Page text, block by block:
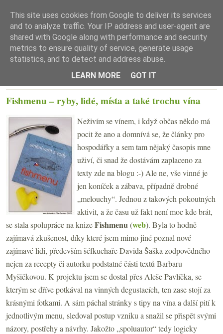
☰ Menu
Fishmenu – ryby, lidé, místa a také trochu vína
Neživím se vínem, i když občas někdo má
pocit že ano a domnívá se, že články pro
hospodářky a sem tam nějaký časopis mne
uživí, či snad že dostávám zaplaceno za
texty zde na blogu :-) Ale ne, vše vinné je
jen koníček a zábava, případně drobné
„melouchy“. Jednou z takových pokoutných
aktivit, a že času už fakt není moc kde brát,
se stala spolupráce na knizeFishmenu(web). Byla to hodně
zajímavá zkušenost, díky které jsem mimo jiné poznal nové
zajímavé lidi, především šéfkuchaře Davida Šaška zodpovědného
nejen za recepty či autorku podstatné části textů Barbaru
Myšičkovou. K projektu jsem se dostal přes Aleše Pavlíčka, se
kterým se dříve potkával na vinných degustacích, ten zase stojí za
krásnými fotkami. A sám páchal stránky s tipy na vína a další pití k
jednotlivým menu, sledoval postup vzniku a snažil se přispět svými
názory, postřehy a návrhy. Jakožto „spoluautor“ tedy logicky
This site uses cookies from Google to deliver its services
and to analyze traffic. Your IP address and user-agent are
shared with Google along with performance and security
metrics to ensure quality of service, generate usage
statistics, and to detect and address abuse.
LEARN MORE
GOT IT